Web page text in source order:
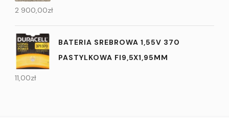
2 900,00zł
BATERIA SREBROWA 1,55V 370
PASTYLKOWA FI9,5X1,95MM
11,00zł